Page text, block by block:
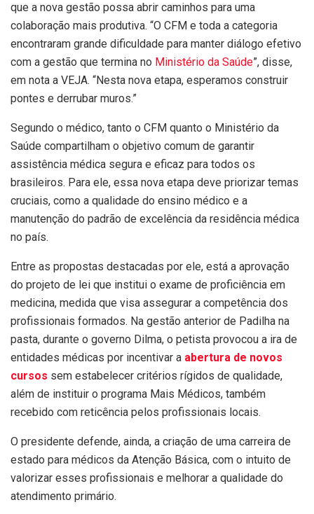
que a nova gestão possa abrir caminhos para uma
colaboração mais produtiva. “O CFM e toda a categoria
encontraram grande dificuldade para manter diálogo efetivo
com a gestão que termina no Ministério da Saúde”, disse,
em nota a VEJA. “Nesta nova etapa, esperamos construir
pontes e derrubar muros.”
Segundo o médico, tanto o CFM quanto o Ministério da
Saúde compartilham o objetivo comum de garantir
assistência médica segura e eficaz para todos os
brasileiros. Para ele, essa nova etapa deve priorizar temas
cruciais, como a qualidade do ensino médico e a
manutenção do padrão de excelência da residência médica
no país.
Entre as propostas destacadas por ele, está a aprovação
do projeto de lei que institui o exame de proficiência em
medicina, medida que visa assegurar a competência dos
profissionais formados. Na gestão anterior de Padilha na
pasta, durante o governo Dilma, o petista provocou a ira de
entidades médicas por incentivar a abertura de novos
cursos sem estabelecer critérios rígidos de qualidade,
além de instituir o programa Mais Médicos, também
recebido com reticência pelos profissionais locais.
O presidente defende, ainda, a criação de uma carreira de
estado para médicos da Atenção Básica, com o intuito de
valorizar esses profissionais e melhorar a qualidade do
atendimento primário.